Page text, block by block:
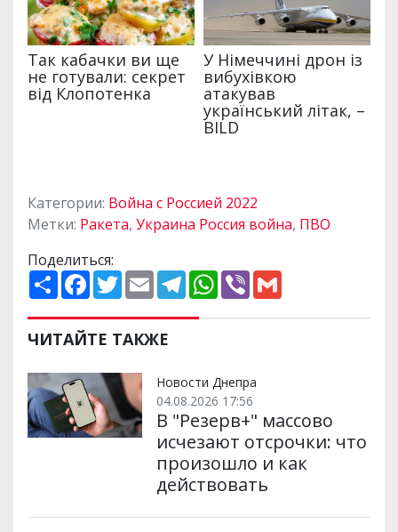
Категории: Война с Россией 2022
Метки: Ракета, Украина Россия война, ПВО
Поделиться:
П
о
и
р
и
и
F
a
e
b
o
k
T
w
t
t
e
E
m
i
l
T
e
e
m
W
h
p
V
ЧИТАЙТЕ ТАКЖЕ
Новости Днепра
04.08.2026 17:56
В "Резерв+" массово
исчезают отсрочки: что
произошло и как
действовать